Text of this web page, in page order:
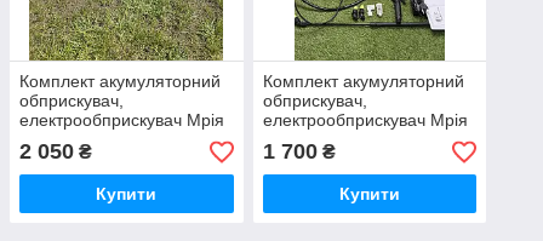
Комплект акумуляторний
обприскувач,
електрообприскувач Мрія
10л та турбо насадка Мрія
12В
2 050 ₴
Купити
Комплект акумуляторний
обприскувач,
електрообприскувач Мрія
6л та турбо насадка 12В
1 700₴
Купити